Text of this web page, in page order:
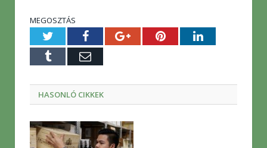
MEGOSZTÁS
TwitterFacebookGoogle+PinterestLinkedIn
Tumblr E-
HASONLÓ CIKKEK